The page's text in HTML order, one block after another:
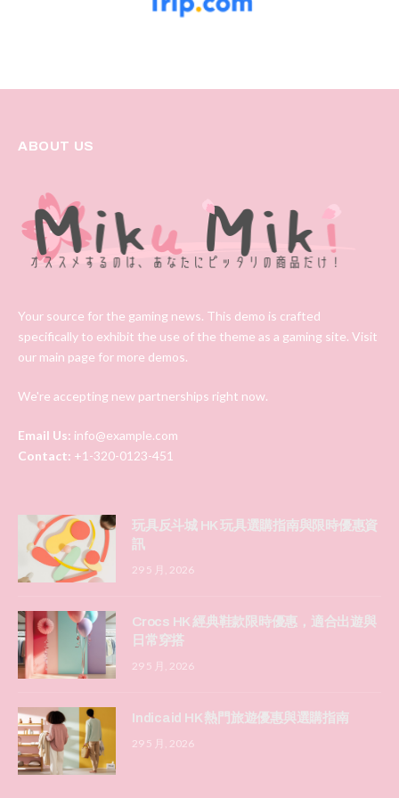
ABOUT US
Your source for the gaming news. This demo is crafted
specifically to exhibit the use of the theme as a gaming site. Visit
our main page for more demos.
We're accepting new partnerships right now.
Email Us: info@example.com
Contact: +1-320-0123-451
玩具反斗城 HK 玩具選購指南與限時優惠資
訊
29 5 月, 2026
Crocs HK 經典鞋款限時優惠，適合出遊與
日常穿搭
29 5 月, 2026
Indicaid HK 熱門旅遊優惠與選購指南
29 5 月, 2026